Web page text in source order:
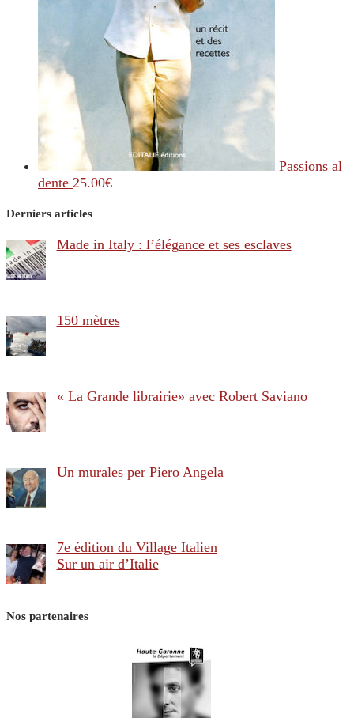
Passions al
dente 25.00€
Derniers articles
Made in Italy : l’élégance et ses esclaves
150 mètres
« La Grande librairie» avec Robert Saviano
Un murales per Piero Angela
7e édition du Village Italien
Sur un air d’Italie
Nos partenaires